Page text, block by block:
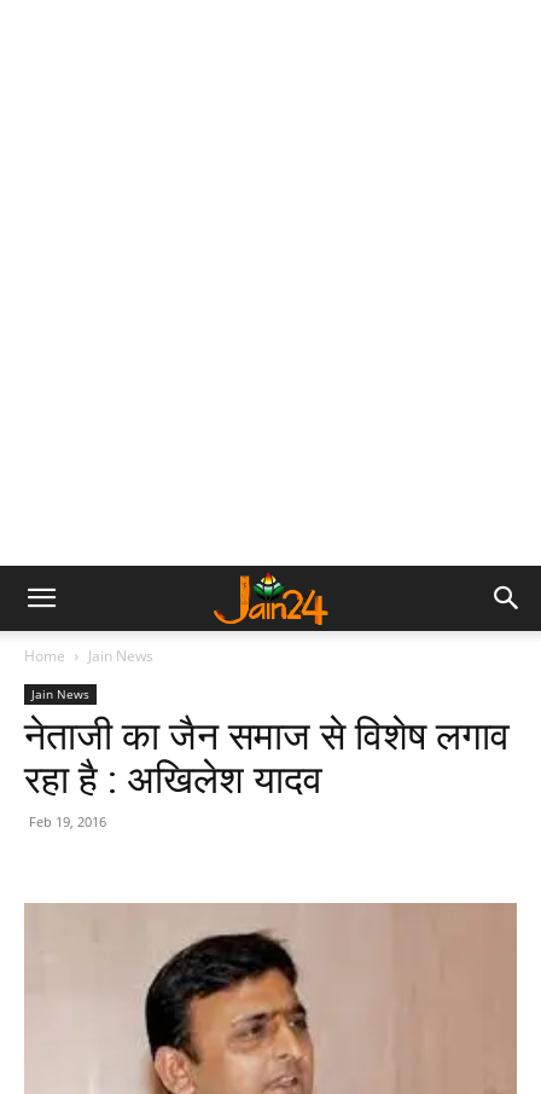
Home Jain News
Jain News
नेताजी का जैन समाज से विशेष लगाव
रहा है : अखिलेश यादव
Feb 19, 2016